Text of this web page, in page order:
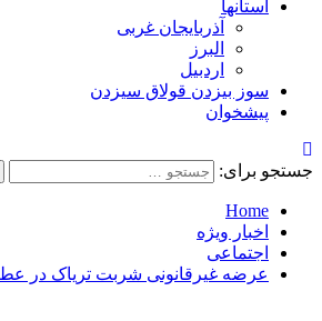
استانها
آذربایجان غربی
البرز
اردبیل
سوز بیزدن قولاق سیزدن
پیشخوان
جستجو برای:
Home
اخبار ویژه
اجتماعی
عرضه غیرقانونی شربت تریاک در